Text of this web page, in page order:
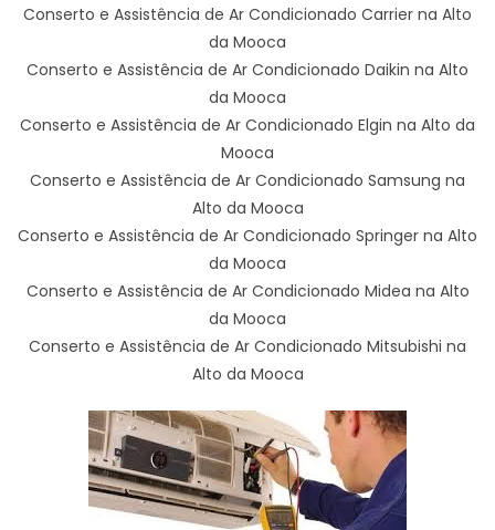
Conserto e Assistência de Ar Condicionado Carrier na Alto
da Mooca
Conserto e Assistência de Ar Condicionado Daikin na Alto
da Mooca
Conserto e Assistência de Ar Condicionado Elgin na Alto da
Mooca
Conserto e Assistência de Ar Condicionado Samsung na
Alto da Mooca
Conserto e Assistência de Ar Condicionado Springer na Alto
da Mooca
Conserto e Assistência de Ar Condicionado Midea na Alto
da Mooca
Conserto e Assistência de Ar Condicionado Mitsubishi na
Alto da Mooca